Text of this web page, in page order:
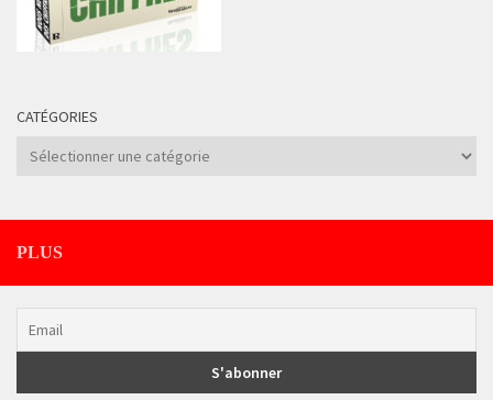
CATÉGORIES
Catégories
PLUS